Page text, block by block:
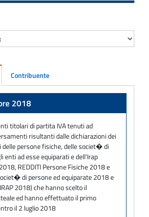
Contribuente
2018
titolari di partita IVA tenuti ad
risultanti dalle dichiarazioni dei
delle persone fisiche, delle societ� di
enti ad esse equiparati e dell'Irap
REDDITI Persone Fisiche 2018 e
di persone ed equiparate 2018 e
2018) che hanno scelto il
ed hanno effettuato il primo
il 2 luglio 2018